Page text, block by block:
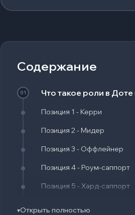
Содержание
01 Что такое роли в Доте
Позиция 1 - Керри
Позиция 2 - Мидер
Позиция 3 - Оффлейнер
Позиция 4 - Роум-саппорт
Позиция 5 - Хард-саппорт
▾Открыть полностью